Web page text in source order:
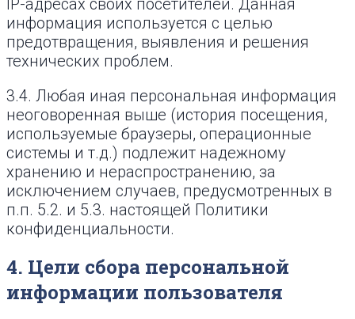
IP-адресах своих посетителей. Данная
информация используется с целью
предотвращения, выявления и решения
технических проблем.
3.4. Любая иная персональная информация
неоговоренная выше (история посещения,
используемые браузеры, операционные
системы и т.д.) подлежит надежному
хранению и нераспространению, за
исключением случаев, предусмотренных в
п.п. 5.2. и 5.3. настоящей Политики
конфиденциальности.
4. Цели сбора персональной
информации пользователя